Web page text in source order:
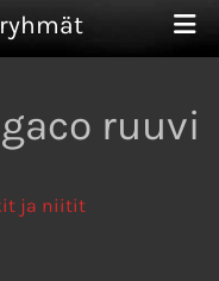
ruuvi
ja niitit